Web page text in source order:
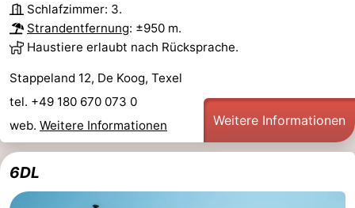
Schlafzimmer: 3.
Strandentfernung: ±950 m.
Haustiere erlaubt nach Rücksprache.
Stappeland 12, De Koog, Texel
tel. +49 180 670 073 0
web. Weitere Informationen Weitere Informationen
6DL